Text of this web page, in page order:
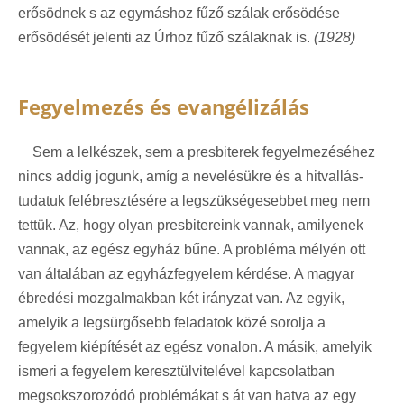
erősödnek s az egymáshoz fűző szálak erősödése
erősödését jelenti az Úrhoz fűző szálaknak is. (1928)
Fegyelmezés és evangélizálás
Sem a lelkészek, sem a presbiterek fegyelmezéséhez
nincs addig jogunk, amíg a nevelésükre és a hitvallás-
tudatuk felébresztésére a legszükségesebbet meg nem
tettük. Az, hogy olyan presbitereink vannak, amilyenek
vannak, az egész egyház bűne. A probléma mélyén ott
van általában az egyházfegyelem kérdése. A magyar
ébredési mozgalmakban két irányzat van. Az egyik,
amelyik a legsürgősebb feladatok közé sorolja a
fegyelem kiépítését az egész vonalon. A másik, amelyik
ismeri a fegyelem keresztülvitelével kapcsolatban
megsokszorozódó problémákat s át van hatva az egy